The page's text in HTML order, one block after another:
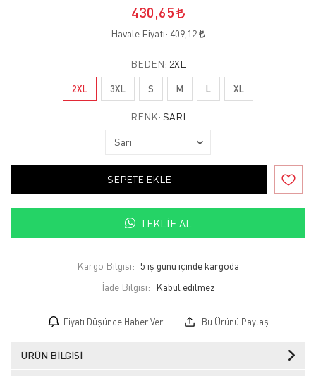
430,65
Havale Fiyatı: 409,12
BEDEN: 2XL
2XL 3XL S M L XL
RENK: SARI
SEPETE EKLE
TEKLIF AL
Kargo Bilgisi: 5 iş günü içinde kargoda
İade Bilgisi:
Fiyatı Düşünce Haber Ver Bu Ürünü Paylaş
ÜRÜN BILGISI